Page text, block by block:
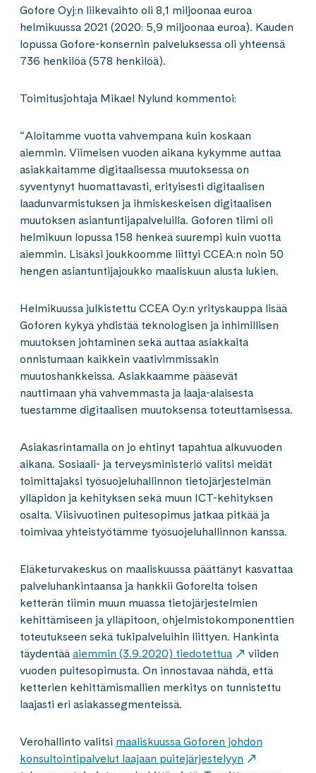
Gofore Oyj:n liikevaihto oli 8,1 miljoonaa euroa
helmikuussa 2021 (2020: 5,9 miljoonaa euroa). Kauden
lopussa Gofore-konsernin palveluksessa oli yhteensä
736 henkilöä (578 henkilöä).
Toimitusjohtaja Mikael Nylund kommentoi:
“Aloitamme vuotta vahvempana kuin koskaan
aiemmin. Viimeisen vuoden aikana kykymme auttaa
asiakkaitamme digitaalisessa muutoksessa on
syventynyt huomattavasti, erityisesti digitaalisen
laadunvarmistuksen ja ihmiskeskeisen digitaalisen
muutoksen asiantuntijapalveluilla. Goforen tiimi oli
helmikuun lopussa 158 henkeä suurempi kuin vuotta
aiemmin. Lisäksi joukkoomme liittyi CCEA:n noin 50
hengen asiantuntijajoukko maaliskuun alusta lukien.
Helmikuussa julkistettu CCEA Oy:n yrityskauppa lisää
Goforen kykyä yhdistää teknologisen ja inhimillisen
muutoksen johtaminen sekä auttaa asiakkaita
onnistumaan kaikkein vaativimmissakin
muutoshankkeissa. Asiakkaamme pääsevät
nauttimaan yhä vahvemmasta ja laaja-alaisesta
tuestamme digitaalisen muutoksensa toteuttamisessa.
Asiakasrintamalla on jo ehtinyt tapahtua alkuvuoden
aikana. Sosiaali- ja terveysministeriö valitsi meidät
toimittajaksi työsuojeluhallinnon tietojärjestelmän
ylläpidon ja kehityksen sekä muun ICT-kehityksen
osalta. Viisivuotinen puitesopimus jatkaa pitkää ja
toimivaa yhteistyötämme työsuojeluhallinnon kanssa.
Eläketurvakeskus on maaliskuussa päättänyt kasvattaa
palveluhankintaansa ja hankkii Goforelta toisen
ketterän tiimin muun muassa tietojärjestelmien
kehittämiseen ja ylläpitoon, ohjelmistokomponenttien
toteutukseen sekä tukipalveluihin liittyen. Hankinta
täydentää aiemmin (3.9.2020) tiedotettua
viiden
vuoden puitesopimusta. On innostavaa nähdä, että
ketterien kehittämismallien merkitys on tunnistettu
laajasti eri asiakassegmenteissä.
Verohallinto valitsi maaliskuussa Goforen johdon
konsultointipalvelut laajaan puitejärjestelyyn